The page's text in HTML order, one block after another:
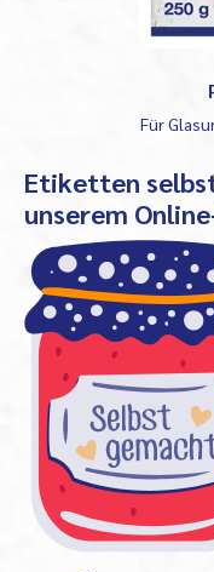
Für
Etiketten
unserem